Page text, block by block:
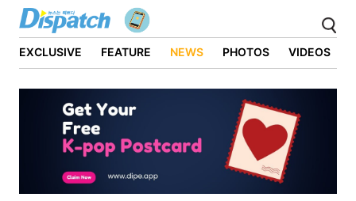
EXCLUSIVE FEATURE NEWS PHOTOS VIDEOS